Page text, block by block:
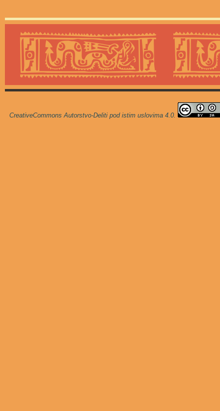
CreativeCommons Autorstvo-Deliti pod istim uslovima 4.0.